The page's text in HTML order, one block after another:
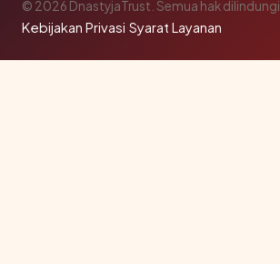
© 2026 DnastyjaTrust. Semua hak dilindungi.
Kebijakan Privasi·Syarat Layanan